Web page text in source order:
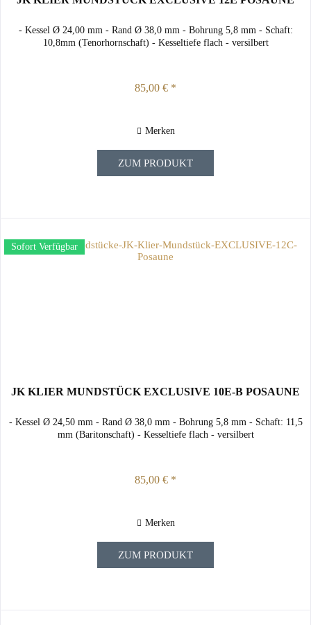
- Kessel Ø 24,00 mm - Rand Ø 38,0 mm - Bohrung 5,8 mm - Schaft:
10,8mm (Tenorhornschaft) - Kesseltiefe flach - versilbert
85,00 € *
Merken
ZUM PRODUKT
Sofort Verfügbar
JK KLIER MUNDSTÜCK EXCLUSIVE 10E-B POSAUNE
- Kessel Ø 24,50 mm - Rand Ø 38,0 mm - Bohrung 5,8 mm - Schaft: 11,5
mm (Baritonschaft) - Kesseltiefe flach - versilbert
85,00 € *
Merken
ZUM PRODUKT